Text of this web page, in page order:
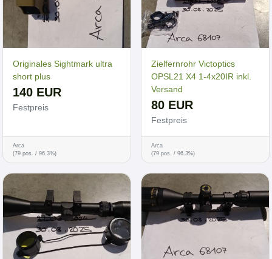
Originales Sightmark ultra
short plus
140 EUR
Festpreis
Arca
(79 pos. / 96.3%)
Zielfernrohr Victoptics
OPSL21 X4 1-4x20IR inkl.
Versand
80 EUR
Festpreis
Arca
(79 pos. / 96.3%)